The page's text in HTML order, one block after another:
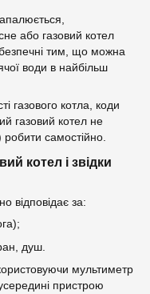
або газовий котел
тим, що можна
води в найбільш
газового котла, коди
газовий котел не
самостійно.
котел і звідки
відповідає за:
душ.